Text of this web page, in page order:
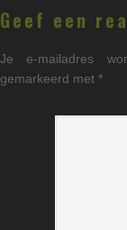
Geef een
Je e-mailadres
gemarkeerd met *